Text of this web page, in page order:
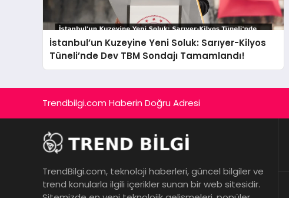
İstanbul’un Kuzeyine Yeni Soluk: Sarıyer-Kilyos
Tüneli’nde Dev TBM Sondajı Tamamlandı!
Trendbilgi.com Haberin Doğru Adresi
TrendBilgi.com, teknoloji haberleri, güncel bilgiler ve
trend konularla ilgili içerikler sunan bir web sitesidir.